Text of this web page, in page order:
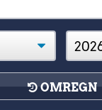
OMREGN